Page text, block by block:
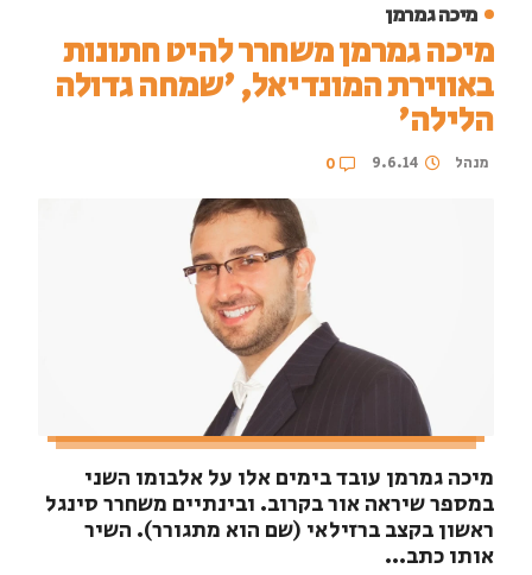
מיכה גמרמן
מיכה גמרמן משחרר להיט חתונות
באווירת המונדיאל, 'שמחה גדולה
הלילה'
מנהל 9.6.14
0
מיכה גמרמן עובד בימים אלו על אלבומו השני
במספר שיראה אור בקרוב. ובינתיים משחרר סינגל
ראשון בקצב ברזילאי (שם הוא מתגורר). השיר
אותו כתב...